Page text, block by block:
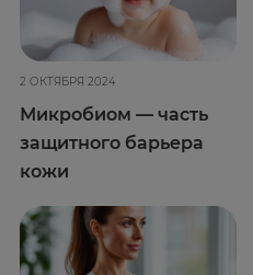
2 ОКТЯБРЯ 2024
Микробиом — часть
защитного барьера
кожи